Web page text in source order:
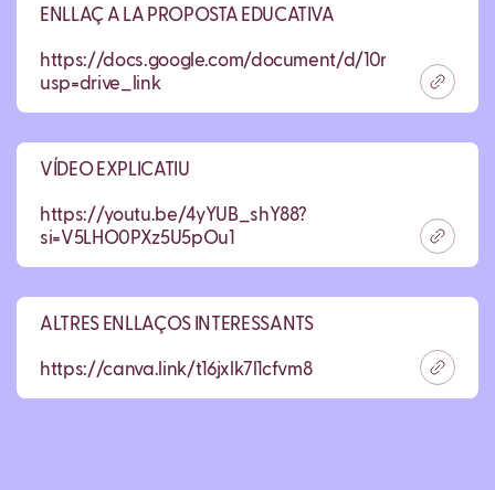
ENLLAÇ A LA PROPOSTA EDUCATIVA
https://docs.google.com/document/d/
usp=drive_link
VÍDEO EXPLICATIU
https://youtu.be/4yYUB_shY88?
si=V5LHO0PXz5U5pOu1
ALTRES ENLLAÇOS INTERESSANTS
https://canva.link/t16jxlk7l1cfvm8